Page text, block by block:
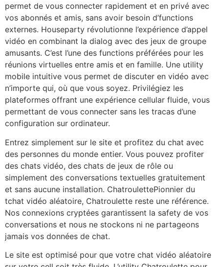
permet de vous connecter rapidement et en privé avec
vos abonnés et amis, sans avoir besoin d’functions
externes. Houseparty révolutionne l’expérience d’appel
vidéo en combinant la dialog avec des jeux de groupe
amusants. C’est l’une des functions préférées pour les
réunions virtuelles entre amis et en famille. Une utility
mobile intuitive vous permet de discuter en vidéo avec
n’importe qui, où que vous soyez. Privilégiez les
plateformes offrant une expérience cellular fluide, vous
permettant de vous connecter sans les tracas d’une
configuration sur ordinateur.
Entrez simplement sur le site et profitez du chat avec
des personnes du monde entier. Vous pouvez profiter
des chats vidéo, des chats de jeux de rôle ou
simplement des conversations textuelles gratuitement
et sans aucune installation. ChatroulettePionnier du
tchat vidéo aléatoire, Chatroulette reste une référence.
Nos connexions cryptées garantissent la safety de vos
conversations et nous ne stockons ni ne partageons
jamais vos données de chat.
Le site est optimisé pour que votre chat vidéo aléatoire